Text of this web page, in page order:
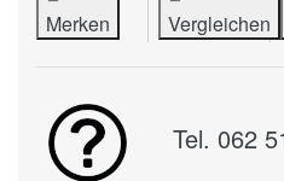
Merken Vergleichen
Tel. 062